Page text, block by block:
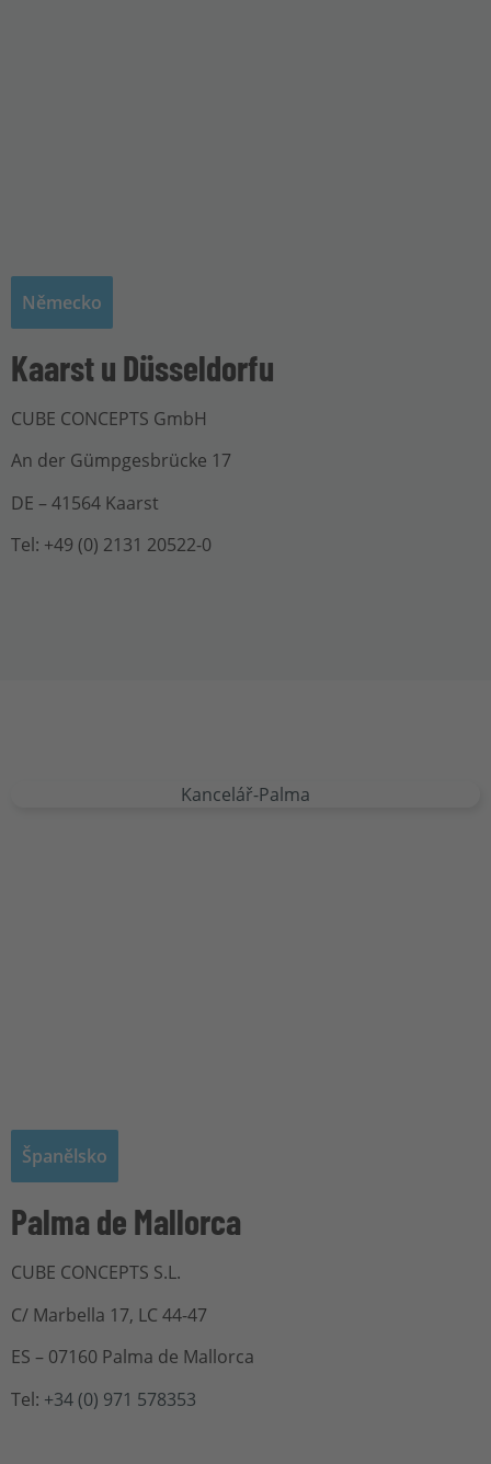
Německo
Kaarst u Düsseldorfu
CUBE CONCEPTS GmbH
An der Gümpgesbrücke 17
DE – 41564 Kaarst
Tel: +49 (0) 2131 20522-0
Španělsko
Palma de Mallorca
CUBE CONCEPTS S.L.
C/ Marbella 17, LC 44-47
ES – 07160 Palma de Mallorca
Tel: +34(0) 971 578353